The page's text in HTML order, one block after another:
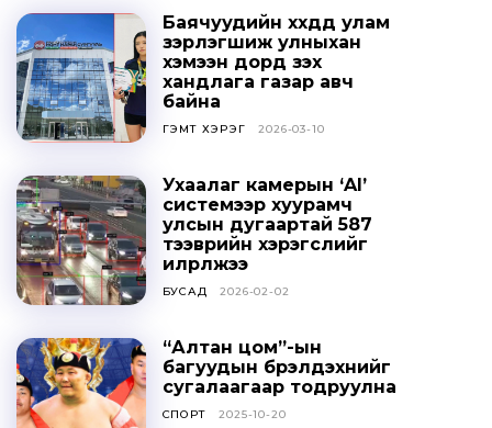
Баячуудийн хүүхдүүд улам
зэрлэгшиж улныхан
хэмээн дорд үзэх
хандлага газар авч
байна
ГЭМТ ХЭРЭГ 2026-03-10
Ухаалаг камерын ‘AI’
системээр хуурамч
улсын дугаартай 587
тээврийн хэрэгслийг
илрүүлжээ
БУСАД 2026-02-02
“Алтан цом”-ын
багуудын бүрэлдэхүүнийг
сугалаагаар тодруулна
СПОРТ 2025-10-20